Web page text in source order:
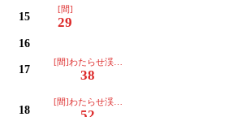
15
[間]
29
16
17
[間]わたらせ渓谷イルミネーション
38
18
[間]わたらせ渓谷イルミネーション